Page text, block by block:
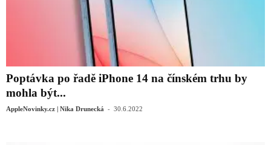
Poptávka po řadě iPhone 14 na čínském trhu by
mohla být...
AppleNovinky.cz | Nika Drunecká - 30.6.2022